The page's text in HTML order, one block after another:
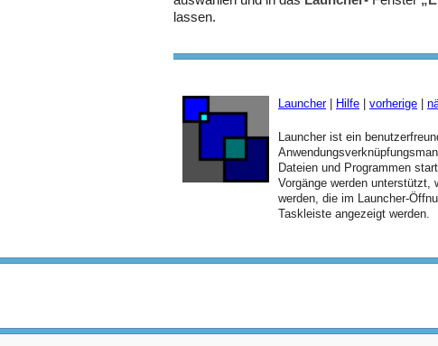
lassen.
Launcher| Hilfe vorherige
Launcher ist ein
Dateien und Programmen
Vorgänge werden unterstützt,
werden, die im Launcher-
Taskleiste angezeigt werden.